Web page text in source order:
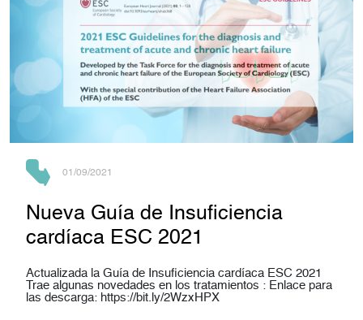
01/09/2021
Nueva Guía de Insuficiencia
cardíaca ESC 2021
Actualizada la Guía de Insuficiencia cardíaca ESC 2021
Trae algunas novedades en los tratamientos : Enlace para
las descarga: https://bit.ly/2WzxHPX